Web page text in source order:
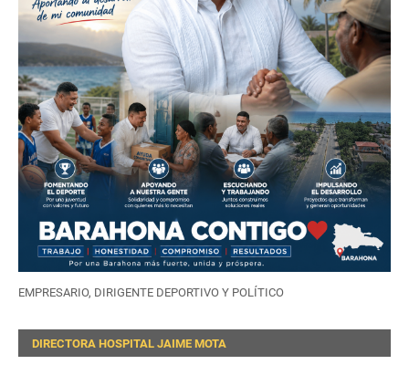
EMPRESARIO, DIRIGENTE DEPORTIVO Y POLÍTICO
DIRECTORA HOSPITAL JAIME MOTA